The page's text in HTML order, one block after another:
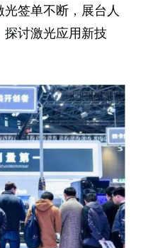
签单不断，展台人
讨激光应用新技